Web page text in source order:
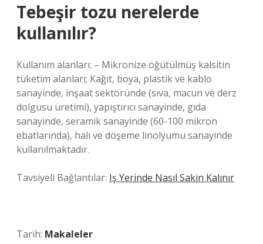
Tebeşir tozu nerelerde
kullanılır?
Kullanım alanları: – Mikronize öğütülmüş kalsitin
tüketim alanları; Kağıt, boya, plastik ve kablo
sanayinde, inşaat sektöründe (sıva, macun ve derz
dolgusu üretimi), yapıştırıcı sanayinde, gıda
sanayinde, seramik sanayinde (60-100 mikron
ebatlarında), halı ve döşeme linolyumu sanayinde
kullanılmaktadır.
Tavsiyeli Bağlantılar: Iş Yerinde Nasıl Sakin Kalınır
Tarih: Makaleler